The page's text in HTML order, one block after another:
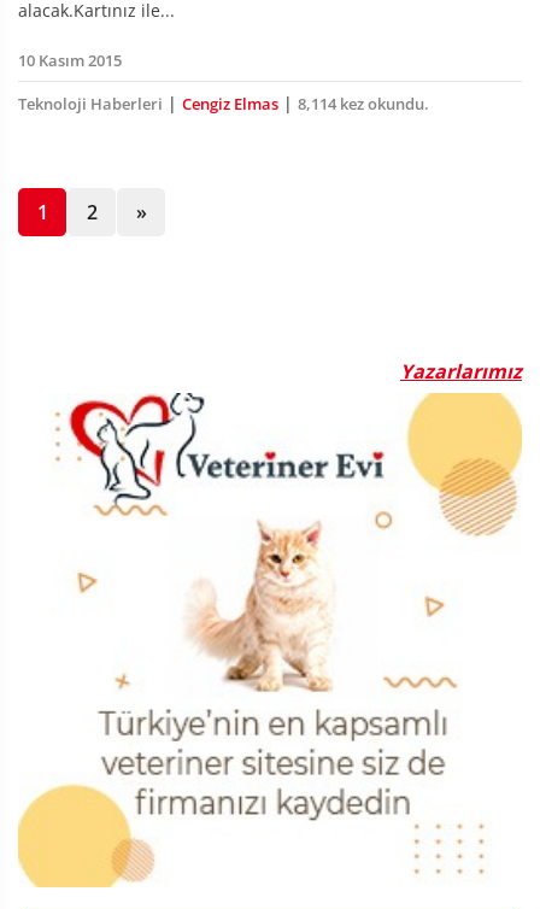
alacak.Kartınız ile...
10 Kasım 2015
Teknoloji Haberleri | Cengiz Elmas | 8,114 kez okundu.
1 2 »
Yazarlarımız